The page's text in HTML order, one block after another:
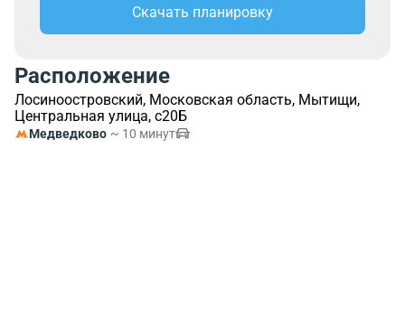
Скачать планировку
Расположение
Лосиноостровский, Московская область, Мытищи,
Центральная улица, с20Б
Медведково ~ 10 минут